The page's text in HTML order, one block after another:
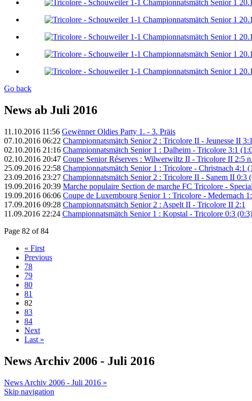
Go back
News ab Juli 2016
11.10.2016 11:56 Gewënner Oldies Party 1. - 3. Präis
07.10.2016 06:22 Championnatsmätch Senior 2 : Tricolore II - Jeunesse II
02.10.2016 21:16 Championnatsmätch Senior 1 : Dalheim - Tricolore 3:1
02.10.2016 20:47 Coupe Senior Réserves : Wilwerwiltz II - Tricolore II 2:5
25.09.2016 22:58 Championnatsmätch Senior 1 : Tricolore - Christnach 4:1
23.09.2016 23:27 Championnatsmätch Senior 2 : Tricolore II - Sanem II 0:3
19.09.2016 20:39 Marche populaire Section de marche FC Tricolore -
19.09.2016 06:06 Coupe de Luxembourg Senior 1 : Tricolore - Medernach
17.09.2016 09:28 Championnatsmätch Senior 2 : Aspelt II - Tricolore II 2:1
11.09.2016 22:24 Championnatsmätch Senior 1 : Kopstal - Tricolore 0:3 (0:3)
Page 82 of 84
« First
Previous
78
79
80
81
82
83
84
Next
Last »
News Archiv 2006 - Juli 2016
News Archiv 2006 - Juli 2016 »
Skip navigation